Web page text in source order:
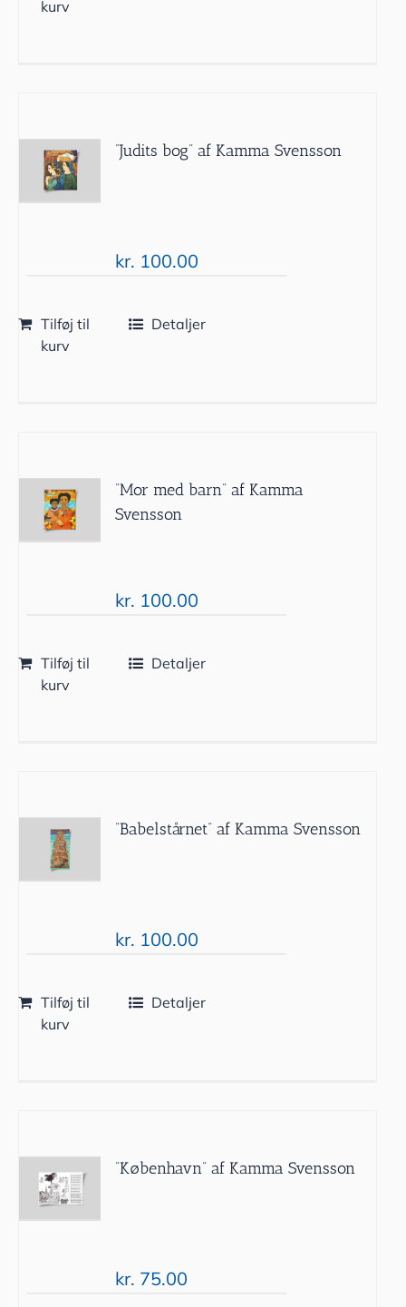
kurv
”Judits bog” af Kamma Svensson
kr. 100.00
Tilføj til
kurv
Detaljer
”Mor med barn” af Kamma
Svensson
kr. 100.00
Tilføj til
kurv
Detaljer
”Babelstårnet” af Kamma Svensson
kr. 100.00
Tilføj til
kurv
Detaljer
”København” af Kamma Svensson
kr. 75.00